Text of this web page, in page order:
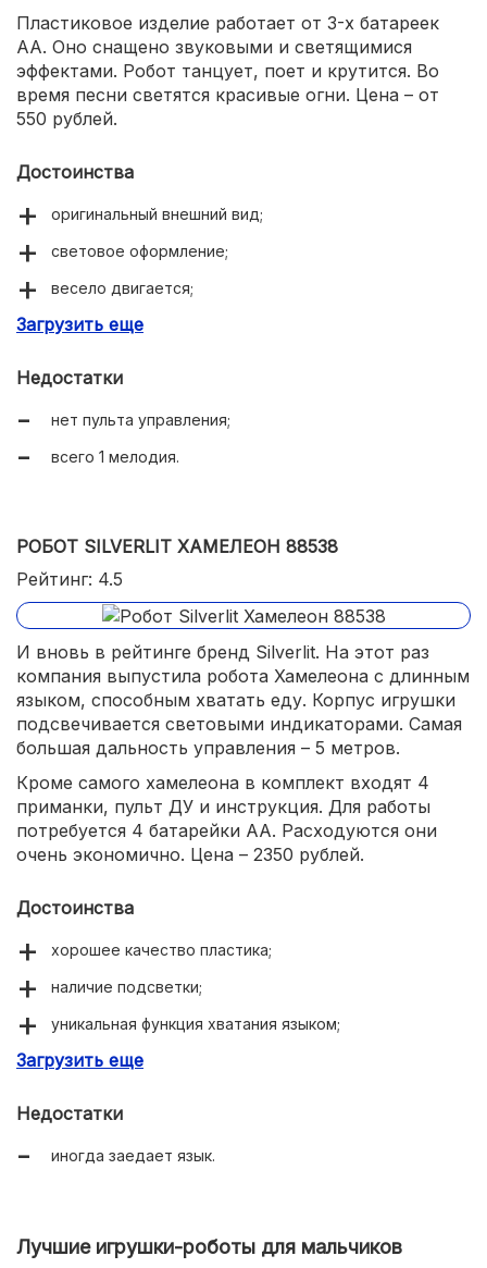
Пластиковое изделие работает от 3-х батареек
АА. Оно снащено звуковыми и светящимися
эффектами. Робот танцует, поет и крутится. Во
время песни светятся красивые огни. Цена – от
550 рублей.
Достоинства
оригинальный внешний вид;
световое оформление;
весело двигается;
много хороших отзывов.
Загрузить еще
Недостатки
нет пульта управления;
всего 1 мелодия.
РОБОТ SILVERLIT ХАМЕЛЕОН 88538
Рейтинг: 4.5
И вновь в рейтинге бренд Silverlit. На этот раз
компания выпустила робота Хамелеона с длинным
языком, способным хватать еду. Корпус игрушки
подсвечивается световыми индикаторами. Самая
большая дальность управления – 5 метров.
Кроме самого хамелеона в комплект входят 4
приманки, пульт ДУ и инструкция. Для работы
потребуется 4 батарейки АА. Расходуются они
очень экономично. Цена – 2350 рублей.
Достоинства
хорошее качество пластика;
наличие подсветки;
уникальная функция хватания языком;
отличная комплектация;
Загрузить еще
Недостатки
иногда заедает язык.
Лучшие игрушки-роботы для мальчиков